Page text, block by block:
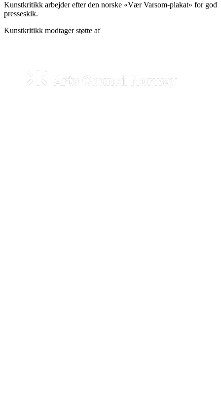
Kunstkritikk arbejder efter den norske «Vær Varsom-plakat» for god
presseskik.
Kunstkritikk modtager støtte af